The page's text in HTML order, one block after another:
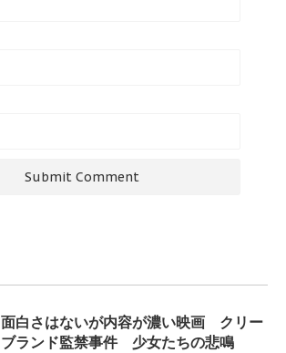
面白さはないが内容が濃い映画 クリー
ブランド監禁事件 少女たちの悲鳴